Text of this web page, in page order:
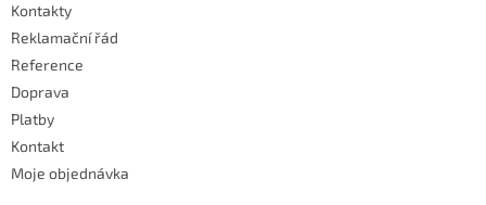
Kontakty
Reklamační řád
Reference
Doprava
Platby
Kontakt
Moje objednávka